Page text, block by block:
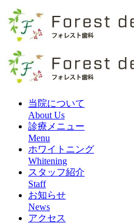
当院について
About Us
診療メニュー
Menu
ホワイトニング
Whitening
スタッフ紹介
Staff
お知らせ
News
アクセス